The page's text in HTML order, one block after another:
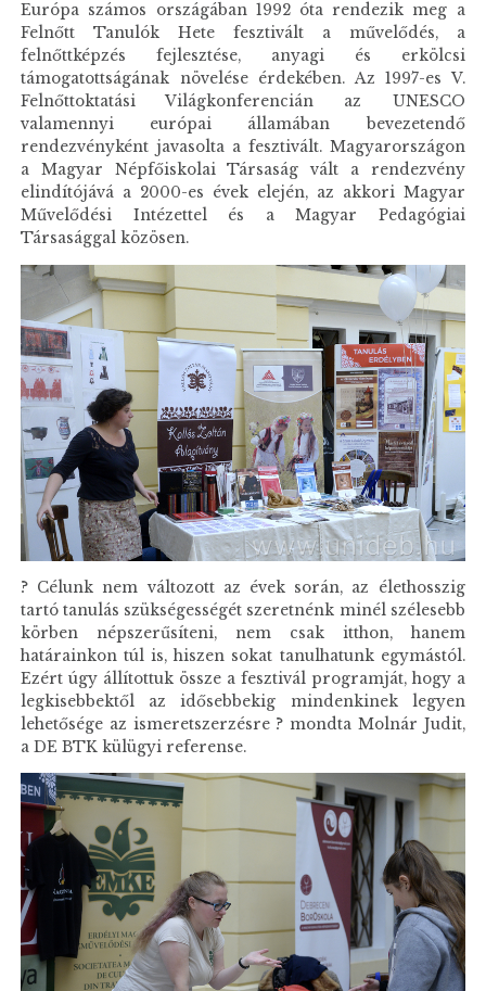
Európa számos országában 1992 óta rendezik meg a
Felnőtt Tanulók Hete fesztivált a művelődés, a
felnőttképzés fejlesztése, anyagi és erkölcsi
támogatottságának növelése érdekében. Az 1997-es V.
Felnőttoktatási Világkonferencián az UNESCO
valamennyi európai államában bevezetendő
rendezvényként javasolta a fesztivált. Magyarországon
a Magyar Népfőiskolai Társaság vált a rendezvény
elindítójává a 2000-es évek elején, az akkori Magyar
Művelődési Intézettel és a Magyar Pedagógiai
Társasággal közösen.
? Célunk nem változott az évek során, az élethosszig
tartó tanulás szükségességét szeretnénk minél szélesebb
körben népszerűsíteni, nem csak itthon, hanem
határainkon túl is, hiszen sokat tanulhatunk egymástól.
Ezért úgy állítottuk össze a fesztivál programját, hogy a
legkisebbektől az idősebbekig mindenkinek legyen
lehetősége az ismeretszerzésre ? mondta Molnár Judit,
a DE BTK külügyi referense.